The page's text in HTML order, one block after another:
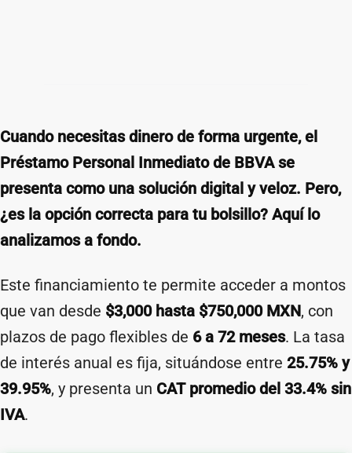
Cuando necesitas dinero de forma urgente, el
Préstamo Personal Inmediato de BBVA se
presenta como una solución digital y veloz. Pero,
¿es la opción correcta para tu bolsillo? Aquí lo
analizamos a fondo.
Este financiamiento te permite acceder a montos
que van desde $3,000 hasta $750,000 MXN, con
plazos de pago flexibles de 6 a 72 meses. La tasa
de interés anual es fija, situándose entre 25.75% y
39.95%, y presenta un CAT promedio del 33.4% sin
IVA.